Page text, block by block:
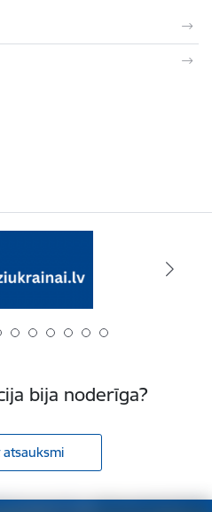
bija noderīga?
atsauksmi